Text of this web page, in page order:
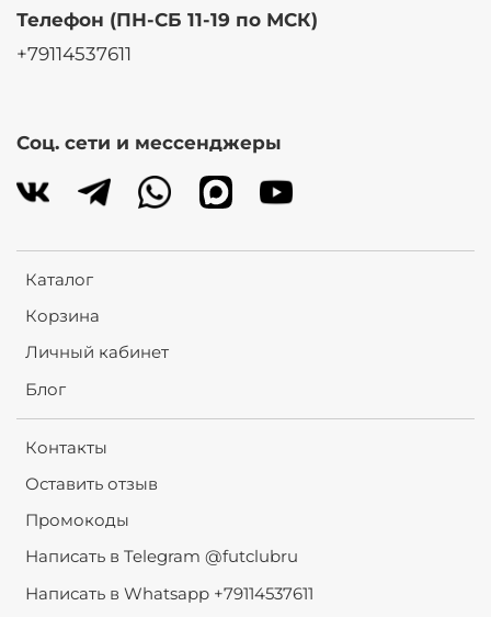
Каталог
Корзина
Личный кабинет
Блог
Контакты
Оставить отзыв
Промокоды
Написать в Telegram @futclubru
Написать в Whatsapp +79114537611
Телефон (ПН-СБ 11-19 по МСК)
+79114537611
Соц. сети и мессенджеры